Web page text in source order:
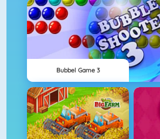
Bubbel Game 3